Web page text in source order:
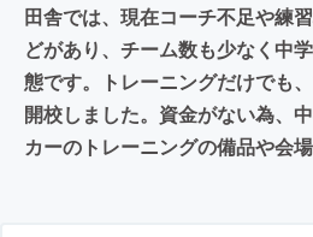
田舎では、現在コーチ不足や練
どがあり、チーム数も少なく中
態です。トレーニングだけでも
開校しました。資金がない為、
カーのトレーニングの備品や会